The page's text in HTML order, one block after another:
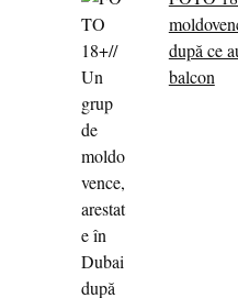
după ce
balcon